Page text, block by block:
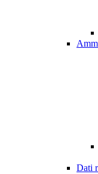
Dati